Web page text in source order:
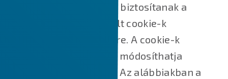
különböző módszereket biztosítanak a
webhelyek által használt cookie-k
blokkolására és törlésére. A cookie-k
letiltásához/törléséhez módosíthatja
böngészője beállításait. Az alábbiakban a